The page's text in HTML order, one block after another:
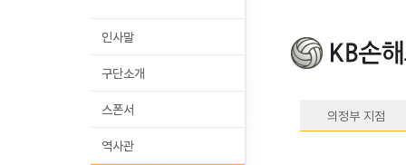
인사말
구단소개
스폰서
역사관
의정부 지점